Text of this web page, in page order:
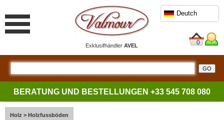
ExklusifhändlerAVEL
Deutch
0
BERATUNG UND BESTELLUNGEN +33 545 708 080
Holz > Holzfussböden